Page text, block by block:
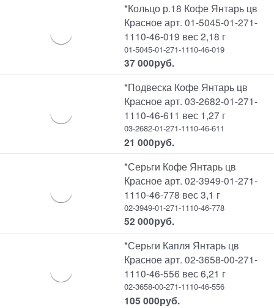
*Кольцо р.18 Кофе Янтарь цв
Красное арт. 01-5045-01-271-
1110-46-019 вес 2,18 г
01-5045-01-271-1110-46-019
37 000руб.
*Подвеска Кофе Янтарь цв
Красное арт. 03-2682-01-271-
1110-46-611 вес 1,27 г
03-2682-01-271-1110-46-611
21 000руб.
*Серьги Кофе Янтарь цв
Красное арт. 02-3949-01-271-
1110-46-778 вес 3,1 г
02-3949-01-271-1110-46-778
52 000руб.
*Серьги Капля Янтарь цв
Красное арт. 02-3658-00-271-
1110-46-556 вес 6,21 г
02-3658-00-271-1110-46-556
105 000руб.